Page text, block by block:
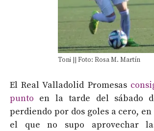
Toni || Foto: Rosa M. Martín
El Real Valladolid Promesas
punto en la tarde del sábado
perdiendo por dos goles a cero,
el que no supo aprovechar